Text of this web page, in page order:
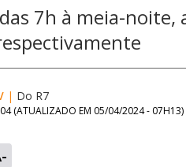
7h à meia-
| Do R7
(ATUALIZADO EM 05/04/2024 - 07H13)